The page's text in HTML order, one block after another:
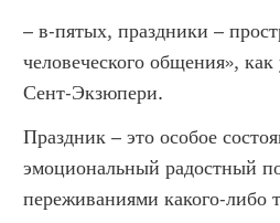
– в-пятых, праздники –
человеческого общения»,
Сент-Экзюпери.
Праздник – это особое
эмоциональный радостный
переживаниями какого-либо